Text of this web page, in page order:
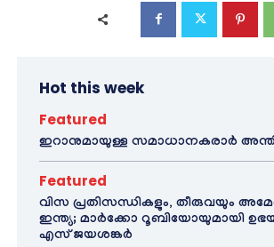
Hot this week
Featured
ഇറാനുമായുള്ള സമാധാനകരാർ
Featured
വിസ പ്രതിസന്ധികളും, തീരുവയും
ഇന്ത്യ; മാർക്കോ റൂബിയോയുമായി
എസ് ജയശങ്കർ